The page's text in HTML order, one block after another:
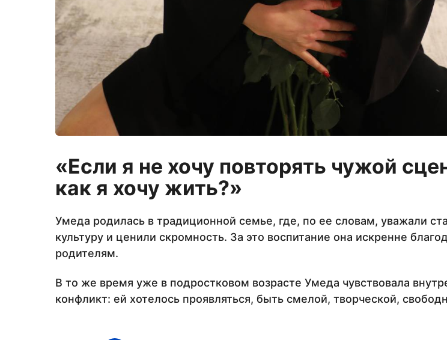
«Если я не хочу повторять чужой
как я хочу жить?»
Умеда родилась в традиционной семье, где, по ее словам, уважали
культуру и ценили скромность. За это воспитание она искренне
родителям.
В то же время уже в подростковом возрасте Умеда чувствовала
конфликт: ей хотелось проявляться, быть смелой, творческой,